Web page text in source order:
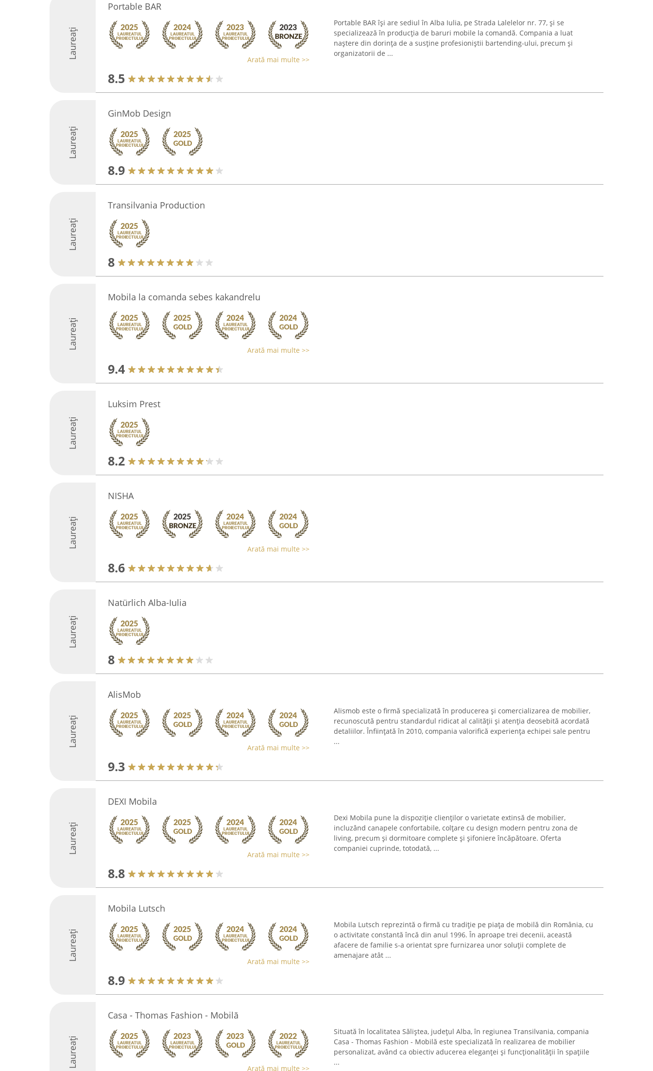
Laureați
Portable BAR
Arată mai multe >>
8.5
Portable BAR își are sediul în Alba Iulia, pe Strada Lalelelor nr. 77, și se
specializează în producția de baruri mobile la comandă. Compania a luat
naștere din dorința de a susține profesioniștii bartending-ului, precum și
organizatorii de ...
Laureați
GinMob Design
8.9
Laureați
Transilvania Production
8
Laureați
Mobila la comanda sebes kakandrelu
Arată mai multe >>
9.4
Laureați
Luksim Prest
8.2
Laureați
NISHA
Arată mai multe >>
8.6
Laureați
Natürlich Alba-Iulia
8
Laureați
AlisMob
Arată mai multe >>
9.3
Alismob este o firmă specializată în producerea și comercializarea de mobilier,
recunoscută pentru standardul ridicat al calității și atenția deosebită acordată
detaliilor. Înființată în 2010, compania valorifică experiența echipei sale pentru
...
Laureați
DEXI Mobila
Arată mai multe >>
8.8
Dexi Mobila pune la dispoziție clienților o varietate extinsă de mobilier,
incluzând canapele confortabile, colțare cu design modern pentru zona de
living, precum și dormitoare complete și șifoniere încăpătoare. Oferta
companiei cuprinde, totodată, ...
Laureați
Mobila Lutsch
Arată mai multe >>
8.9
Mobila Lutsch reprezintă o firmă cu tradiție pe piața de mobilă din România, cu
o activitate constantă încă din anul 1996. În aproape trei decenii, această
afacere de familie s-a orientat spre furnizarea unor soluții complete de
amenajare atât ...
Laureați
Casa - Thomas Fashion - Mobilă
Arată mai multe >>
Situată în localitatea Săliștea, județul Alba, în regiunea Transilvania, compania
Casa - Thomas Fashion - Mobilă este specializată în realizarea de mobilier
personalizat, având ca obiectiv aducerea eleganței și funcționalității în spațiile
...